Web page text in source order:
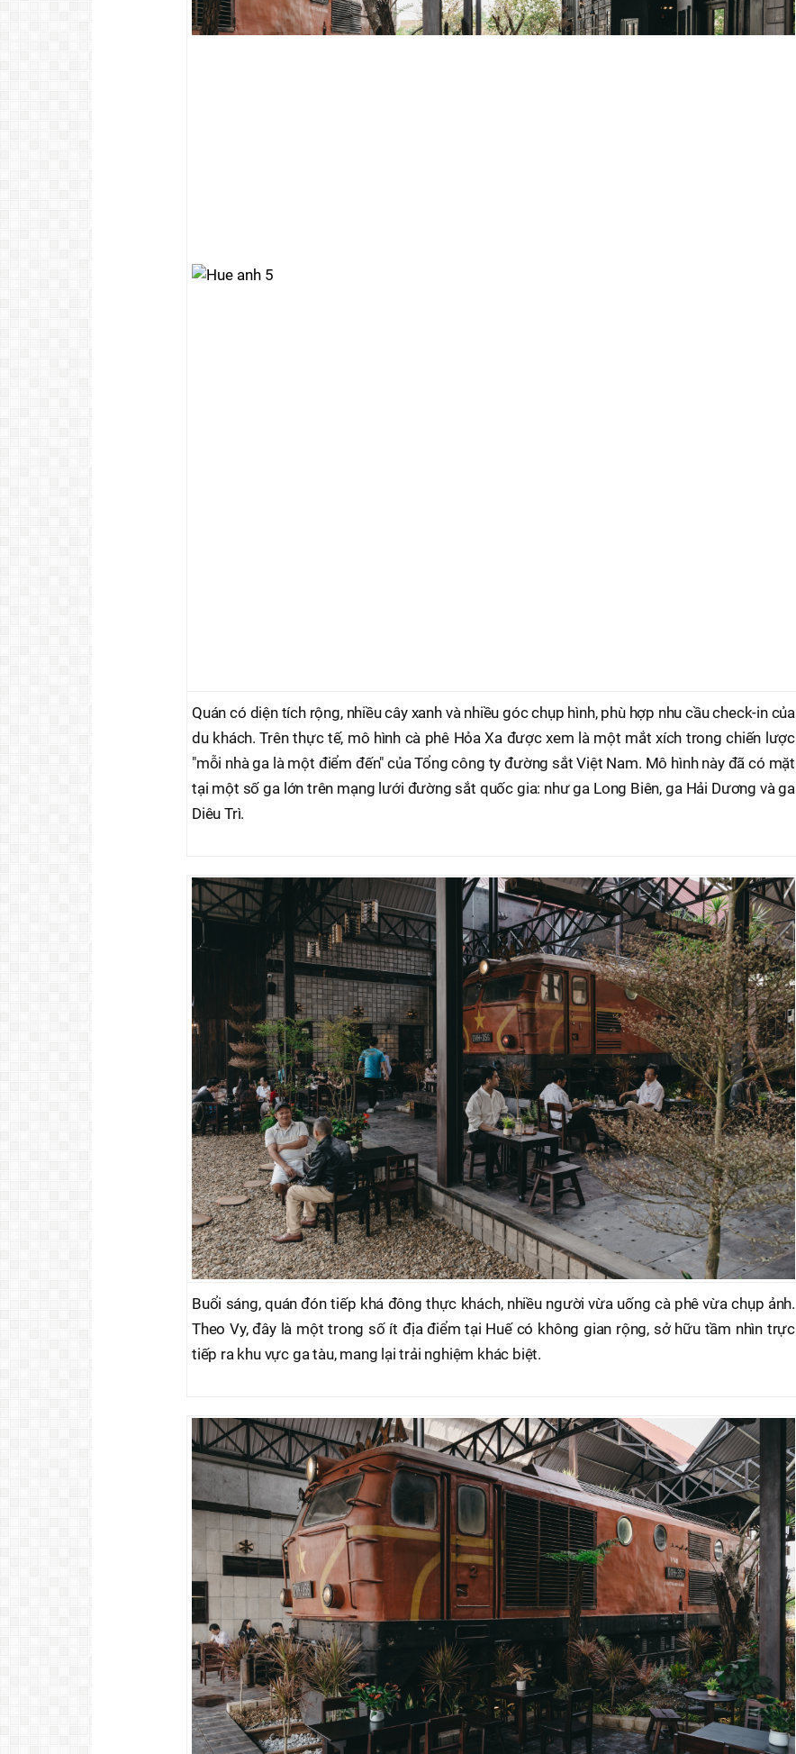
Quán có diện tích rộng, nhiều cây xanh và nhiều góc chụp hình, phù hợp nhu cầu check-in của
du khách. Trên thực tế, mô hình cà phê Hỏa Xa được xem là một mắt xích trong chiến lược
"mỗi nhà ga là một điểm đến" của Tổng công ty đường sắt Việt Nam. Mô hình này đã có mặt
tại một số ga lớn trên mạng lưới đường sắt quốc gia: như ga Long Biên, ga Hải Dương và ga
Diêu Trì.
Buổi sáng, quán đón tiếp khá đông thực khách, nhiều người vừa uống cà phê vừa chụp ảnh.
Theo Vy, đây là một trong số ít địa điểm tại Huế có không gian rộng, sở hữu tầm nhìn trực
tiếp ra khu vực ga tàu, mang lại trải nghiệm khác biệt.